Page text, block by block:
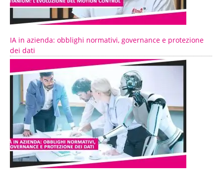
IA in azienda: obblighi normativi, governance e protezione
dei dati